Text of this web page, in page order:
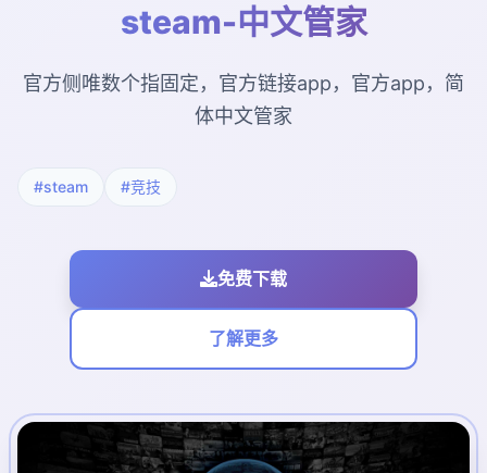
steam-中文管家
官方侧唯数个指固定，官方链接app，官方app，简
体中文管家
#steam #竞技
免费下载
了解更多